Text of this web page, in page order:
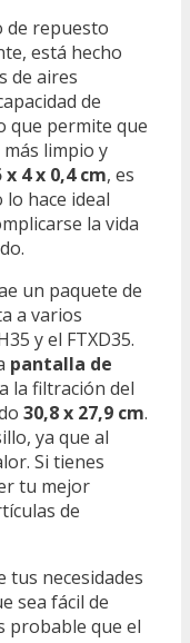
de repuesto
está hecho
de aires
de
que permite que
limpio y
x 4 x 0,4 cm, es
lo hace ideal
la vida
un paquete de
a varios
y el FTXD35.
pantalla de
la filtración del
30,8 x 27,9 cm.
ya que al
Si tienes
tu mejor
de
tus necesidades
sea fácil de
probable que el